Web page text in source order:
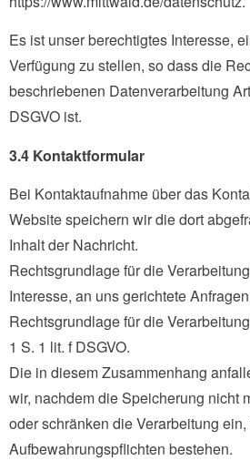
Es ist unser berechtigtes Interesse,
Verfügung zu stellen, so dass die
beschriebenen Datenverarbeitung
DSGVO ist.
3.4 Kontaktformular
Bei Kontaktaufnahme über das
Website speichern wir die dort
Inhalt der Nachricht.
Rechtsgrundlage für die
Interesse, an uns gerichtete
Rechtsgrundlage für die
1 S. 1 lit. f DSGVO.
Die in diesem Zusammenhang
wir, nachdem die Speicherung nicht
oder schränken die Verarbeitung
Aufbewahrungspflichten bestehen.